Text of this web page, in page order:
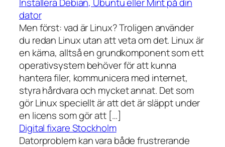
Installera Debian, Ubuntu eller Mint på din
dator
Men först: vad är Linux? Troligen använder
du redan Linux utan att veta om det. Linux är
en kärna, alltså en grundkomponent som ett
operativsystem behöver för att kunna
hantera filer, kommunicera med internet,
styra hårdvara och mycket annat. Det som
gör Linux speciellt är att det är släppt under
en licens som gör att […]
Digital fixare Stockholm
Datorproblem kan vara både frustrerande